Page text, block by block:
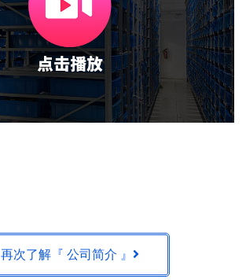
再次了解『 公司简介 』